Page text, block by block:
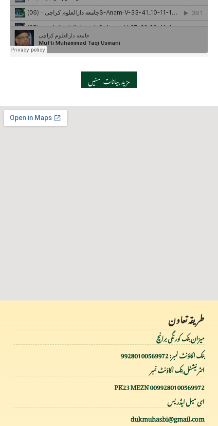
مزید بیانات سنیں
طریقہ تعاون
میزان بنک کورنگی برانچ
بنک اکاؤنٹ نمبر: 99280100569972
انٹر نیشنل بنک اکاؤنٹ نمبر
PK23 MEZN 0099280100569972
ای میل ایڈریس
dukmuhasbi@gmail.com